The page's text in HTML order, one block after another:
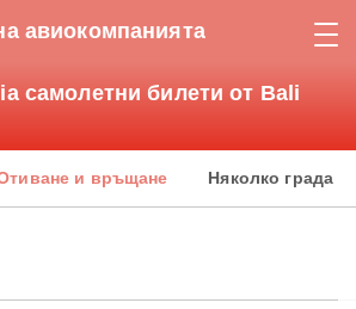
авиокомпанията
самолетни билети от Bali
и връщане Няколко града